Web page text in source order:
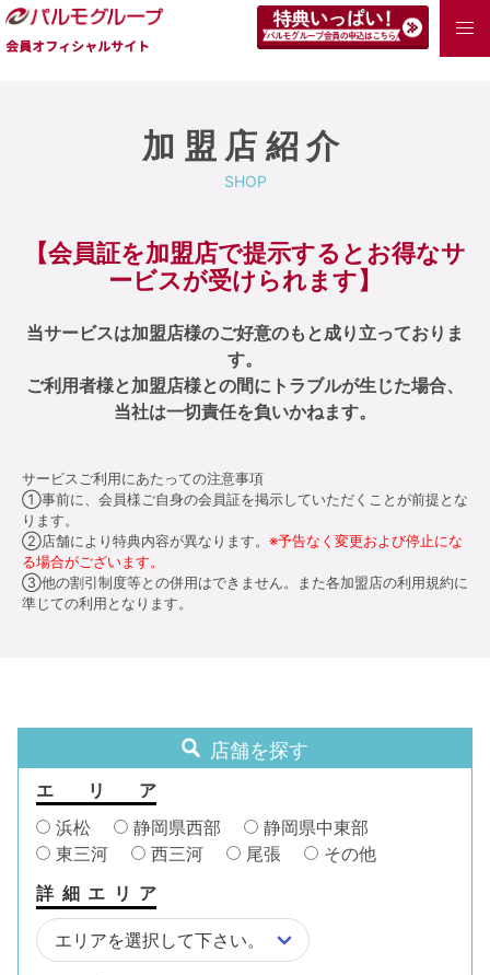
会員オフィシャルサイト
加盟店紹介
SHOP
【会員証を加盟店で提示するとお得なサ
ービスが受けられます】
当サービスは加盟店様のご好意のもと成り立っておりま
す。
ご利用者様と加盟店様との間にトラブルが生じた場合、
当社は一切責任を負いかねます。
サービスご利用にあたっての注意事項
①事前に、会員様ご自身の会員証を掲示していただくことが前提とな
ります。
②店舗により特典内容が異なります。 ※予告なく変更および停止にな
る場合がございます。
③他の割引制度等との併用はできません。また各加盟店の利用規約に
準じての利用となります。
店舗を探す
エリア
浜松
静岡県西部
静岡県中東部
東三河
西三河 尾張
その他
詳細エリア